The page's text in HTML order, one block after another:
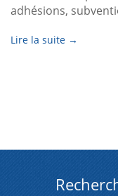
adhésions,
Lire la suite →